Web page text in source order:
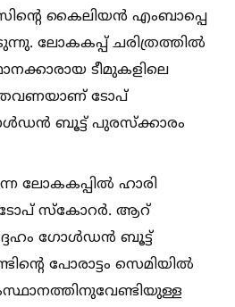
കൈലിയൻ എംബാപ്പെ
ലോകകപ്പ് ചരിത്രത്തില്‍
ടീമുകളിലെ
തവണയാണ് ടോപ്
ബൂട്ട് പുരസ്ക്കാരം
ലോകകപ്പില്‍ ഹാരി
സ്കോറർ. ആറ്
ഗോള്‍ഡൻ ബൂട്ട്
പോരാട്ടം സെമിയില്‍